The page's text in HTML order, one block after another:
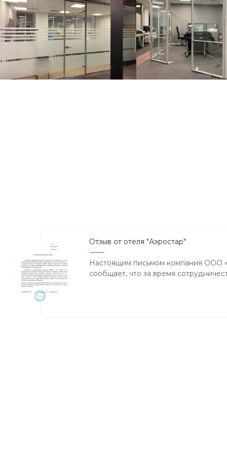
Отзыв от отеля "Аэростар"
Настоящим письмом компания
сообщает, что за время